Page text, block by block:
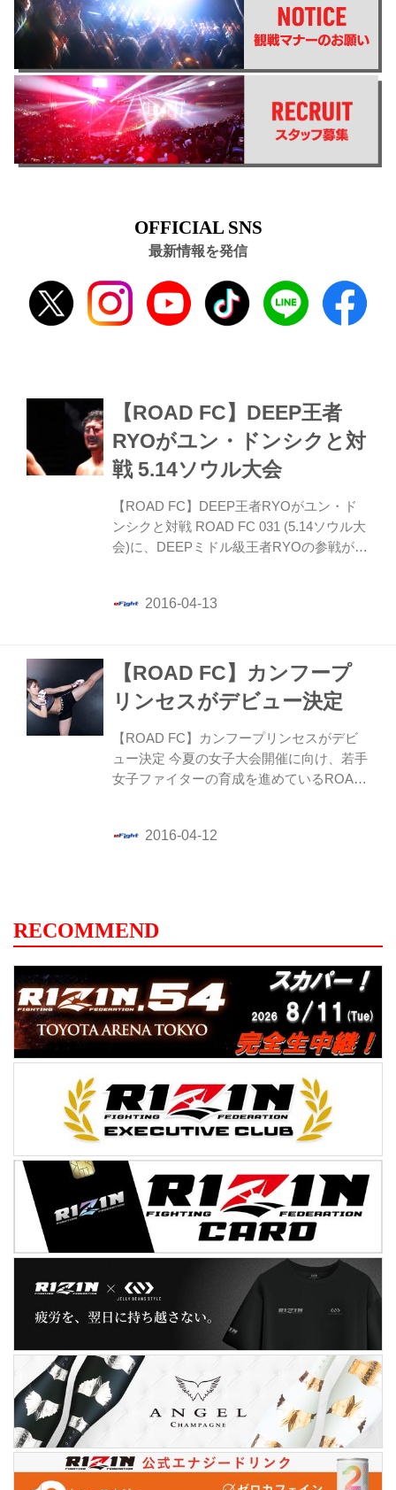
OFFICIAL SNS
最新情報を発信
【ROAD FC】DEEP王者
RYOがユン・ドンシクと対
戦 5.14ソウル大会
【ROAD FC】DEEP王者RYOがユン・ド
ンシクと対戦 ROAD FC 031 (5.14ソウル大
会)に、DEEPミドル級王者RYOの参戦が決
【ROAD FC】カンフープ
リンセスがデビュー決定
【ROAD FC】カンフープリンセスがデビ
ュー決定 今夏の女子大会開催に向け、若手
女子ファイターの育成を進めているROAD
RECOMMEND